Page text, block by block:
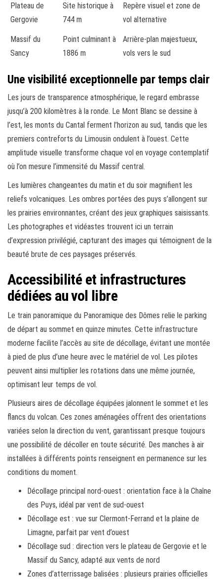
Plateau de
Gergovie
Site historique à
744 m
Repère visuel et zone de
vol alternative
Massif du
Sancy
Point culminant à
1886 m
Arrière-plan majestueux,
vols vers le sud
Une visibilité exceptionnelle par temps clair
Les jours de transparence atmosphérique, le regard embrasse
jusqu’à 200 kilomètres à la ronde. Le Mont Blanc se dessine à
l’est, les monts du Cantal ferment l’horizon au sud, tandis que les
premiers contreforts du Limousin ondulent à l’ouest. Cette
amplitude visuelle transforme chaque vol en voyage contemplatif
où l’on mesure l’immensité du Massif central.
Les lumières changeantes du matin et du soir magnifient les
reliefs volcaniques. Les ombres portées des puys s’allongent sur
les prairies environnantes, créant des jeux graphiques saisissants.
Les photographes et vidéastes trouvent ici un terrain
d’expression privilégié, capturant des images qui témoignent de la
beauté brute de ces paysages préservés.
Accessibilité et infrastructures
dédiées au vol libre
Le train panoramique du Panoramique des Dômes relie le parking
de départ au sommet en quinze minutes. Cette infrastructure
moderne facilite l’accès au site de décollage, évitant une montée
à pied de plus d’une heure avec le matériel de vol. Les pilotes
peuvent ainsi multiplier les rotations dans une même journée,
optimisant leur temps de vol.
Plusieurs aires de décollage équipées jalonnent le sommet et les
flancs du volcan. Ces zones aménagées offrent des orientations
variées selon la direction du vent, garantissant presque toujours
une possibilité de décoller en toute sécurité. Des manches à air
installées à différents points renseignent en permanence sur les
conditions du moment.
Décollage principal nord-ouest : orientation face à la Chaîne
des Puys, idéal par vent de sud-ouest
Décollage est : vue sur Clermont-Ferrand et la plaine de
Limagne, parfait par vent d’ouest
Décollage sud : direction vers le plateau de Gergovie et le
Massif du Sancy, adapté aux vents de nord
Zones d’atterrissage balisées : plusieurs prairies officielles